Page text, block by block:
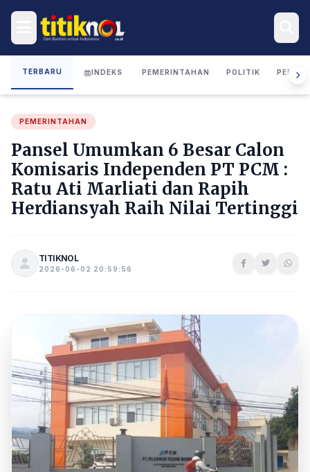
TERBARU INDEKS PEMERINTAHAN POLITIK
PEMERINTAHAN
Pansel Umumkan 6 Besar Calon
Komisaris Independen PT PCM :
Ratu Ati Marliati dan Rapih
Herdiansyah Raih Nilai Tertinggi
TITIKNOL
2026-06-02 20:59:56